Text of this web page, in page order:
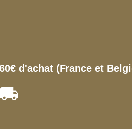
d'achat (France et